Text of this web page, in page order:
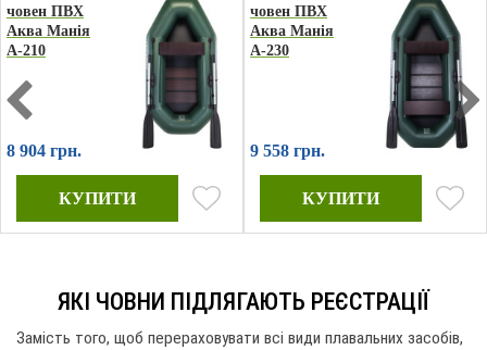
човен ПВХ
Аква Манія
А-210
8 904 грн.
човен ПВХ
Аква Манія
А-230
9 558 грн.
ЯКІ ЧОВНИ ПІДЛЯГАЮТЬ РЕЄСТРАЦІЇ
Замість того, щоб перераховувати всі види плавальних засобів,